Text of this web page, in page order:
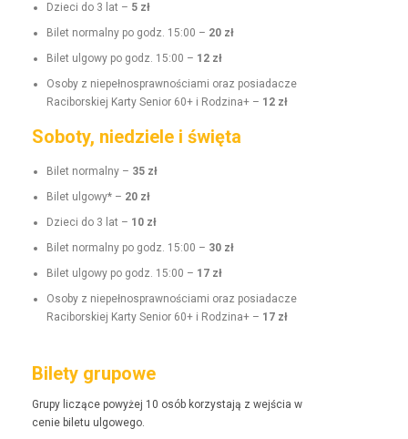
Dzieci do 3 lat – 5 zł
Bilet nor­mal­ny po godz. 15:00 – 20 zł
Bilet ulgo­wy po godz. 15:00 – 12 zł
Oso­by z niepełnosprawnoś­ci­a­mi oraz posi­adacze
Raci­borskiej Kar­ty Senior 60+ i Rodz­i­na+ – 12 zł
Soboty, niedziele i święta
Bilet nor­mal­ny – 35 zł
Bilet ulgo­wy* – 20 zł
Dzieci do 3 lat – 10 zł
Bilet nor­mal­ny po godz. 15:00 – 30 zł
Bilet ulgo­wy po godz. 15:00 – 17 zł
Oso­by z niepełnosprawnoś­ci­a­mi oraz posi­adacze
Raci­borskiej Kar­ty Senior 60+ i Rodz­i­na+ – 17 zł
Bilety grupowe
Grupy liczące powyżej 10 osób korzys­ta­ją z wejś­cia w
cenie bile­tu ulgowego.